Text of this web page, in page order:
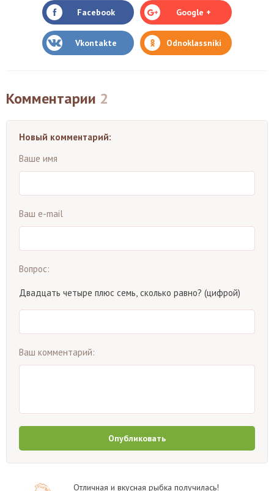
Facebook Google +
Vkontakte Odnoklassniki
Комментарии 2
Новый комментарий:
Ваше имя
Ваш e-mail
Вопрос:
Двадцать четыре плюс семь, сколько равно? (цифрой)
Ваш комментарий:
Опубликовать
Отличная и вкусная рыбка получилась!